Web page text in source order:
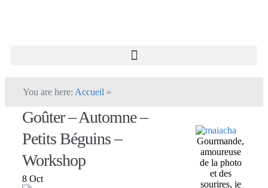
You are here: Accueil »
Goûter – Automne –
Petits Béguins –
Workshop
8 Oct
Gourmande,
amoureuse
de la photo
et des
sourires, je